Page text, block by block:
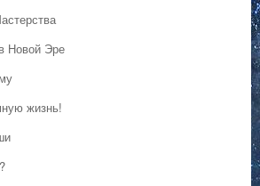
Новой Эре
жизнь!